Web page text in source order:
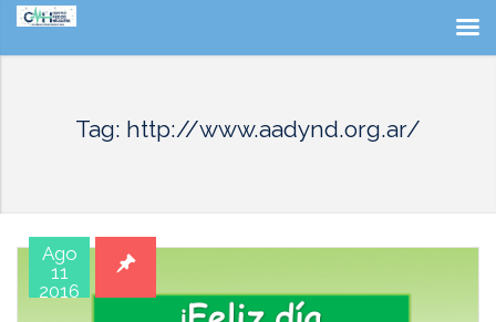
Tag: http://www.aadynd.org.ar/
Ago
11
2016